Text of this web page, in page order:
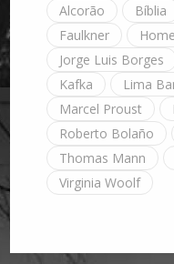
Alcorão Bíblia
Faulkner
Jorge Luis Borges
Kafka
Lima
Marcel Proust
Roberto Bolaño
Thomas Mann
Virginia Woolf